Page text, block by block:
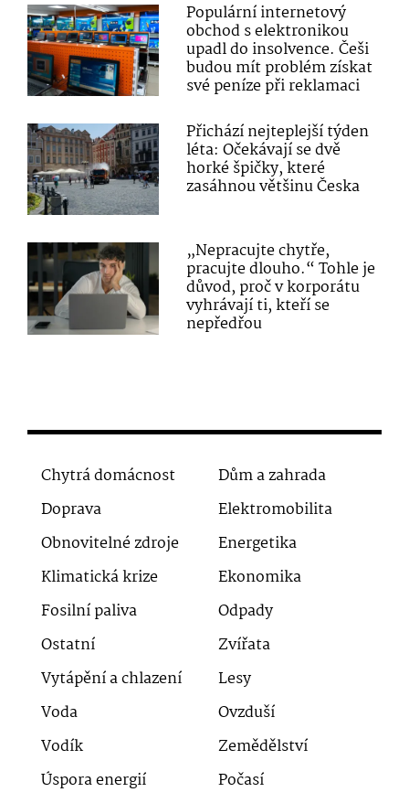
Populární internetový
obchod s elektronikou
upadl do insolvence. Češi
budou mít problém získat
své peníze při reklamaci
Přichází nejteplejší týden
léta: Očekávají se dvě
horké špičky, které
zasáhnou většinu Česka
„Nepracujte chytře,
pracujte dlouho.“ Tohle je
důvod, proč v korporátu
vyhrávají ti, kteří se
nepředřou
Chytrá domácnost
Dům a zahrada
Doprava
Elektromobilita
Obnovitelné zdroje
Energetika
Klimatická krize
Ekonomika
Fosilní paliva
Odpady
Ostatní
Zvířata
Vytápění a chlazení
Lesy
Voda
Ovzduší
Vodík
Zemědělství
Úspora energií
Počasí